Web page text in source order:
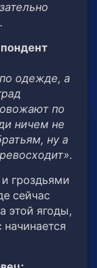
одежде, а
по
ничем не
ну а
гроздьями
сейчас
этой ягоды,